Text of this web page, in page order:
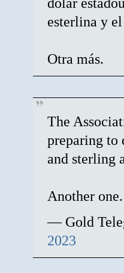
esterlina y
Otra más.
The
preparing to
and sterling
Another one.
— Gold
2023